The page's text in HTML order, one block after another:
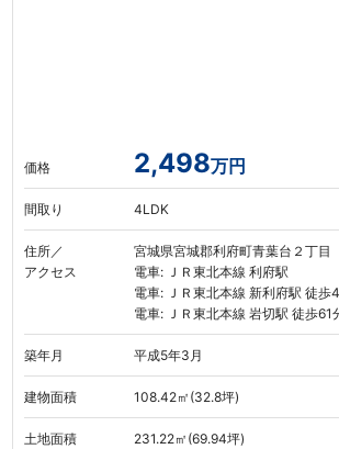
価格 2,498万円
間取り 4LDK
住所／
アクセス
宮城県宮城郡利府町青葉台２丁目
電車: ＪＲ東北本線 利府駅
電車: ＪＲ東北本線 新利府駅 徒歩
電車: ＪＲ東北本線 岩切駅 徒歩61
築年月 平成5年3月
建物面積 108.42㎡(32.8坪)
土地面積 231.22㎡(69.94坪)